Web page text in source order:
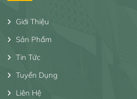
Giới Thiệu
Sản Phẩm
Tin Tức
Tuyển Dụng
Liên Hệ